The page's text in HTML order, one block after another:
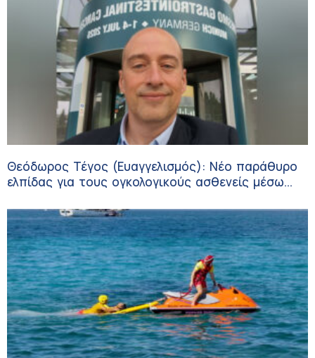
Θεόδωρος Τέγος (Ευαγγελισμός): Νέο παράθυρο
ελπίδας για τους ογκολογικούς ασθενείς μέσω